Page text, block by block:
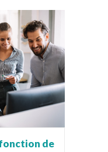
de